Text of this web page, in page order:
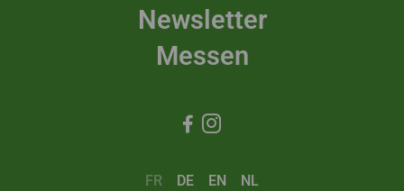
Newsletter
Messen
 
FR DE EN NL